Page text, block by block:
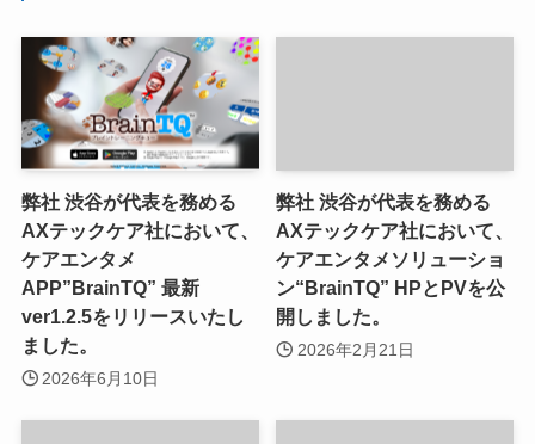
弊社 渋谷が代表を務める
AXテックケア社において、
ケアエンタメ
APP”BrainTQ” 最新
ver1.2.5をリリースいたし
ました。
2026年6月10日
弊社 渋谷が代表を務める
AXテックケア社において、
ケアエンタメソリューショ
ン“BrainTQ” HPとPVを公
開しました。
2026年2月21日